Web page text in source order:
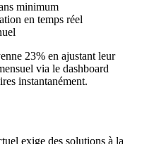
minimum
en temps réel
23% en ajustant leur
via le dashboard
instantanément.
exige des solutions à la